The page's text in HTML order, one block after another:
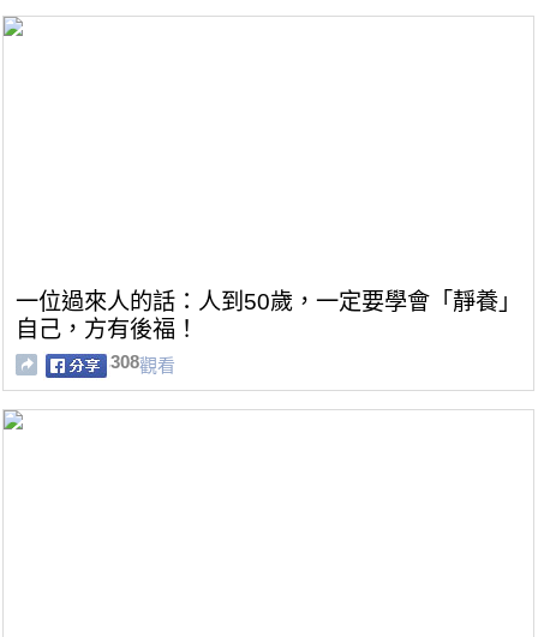
一位過來人的話：人到50歲，一定要學會「靜養」
自己，方有後福！
308觀看